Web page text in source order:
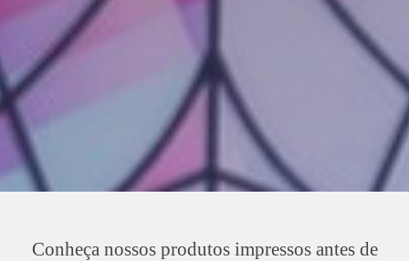
Conheça nossos produtos impressos antes de